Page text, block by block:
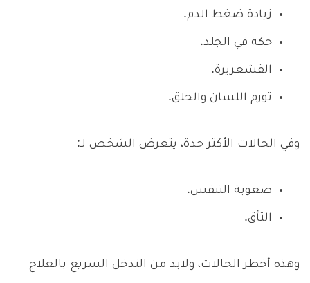
زيادة ضغط الدم.
حكة في الجلد.
القشعريرة.
تورم اللسان والحلق.
وفي الحالات الأكثر حدة، يتعرض الشخص لـ:
صعوبة التنفس.
التأق.
وهذه أخطر الحالات، ولابد من التدخل السريع بالعلاج